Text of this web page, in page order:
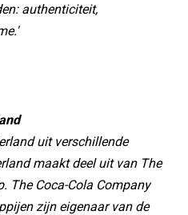
authenticiteit,
uit verschillende
maakt deel uit van The
The Coca-Cola Company
zijn eigenaar van de